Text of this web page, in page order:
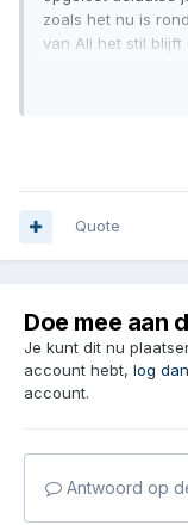
zoals het nu is
van Ali het stil
Quote
Doe mee aan
Je kunt dit nu
account hebt, log
account.
Antwoord op